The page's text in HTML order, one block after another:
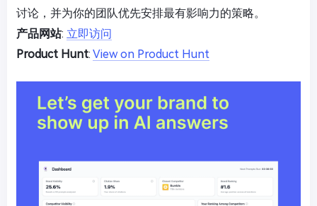
讨论，并为你的团队优先安排最有影响力的策略。
产品网站: 立即访问
Product Hunt: View on Product Hunt